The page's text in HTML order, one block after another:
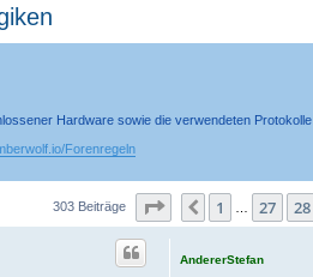
Hardware sowie die verwendeten Protokolle
Forenregeln
303 Beiträge Seite 31 31
Vorherige
1 27 28
AndererStefan